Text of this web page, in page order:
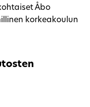
Åbo
korkeakoulun